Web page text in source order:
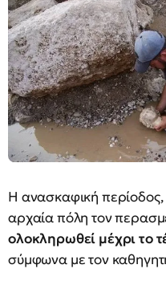
Η ανασκαφική περίοδος,
αρχαία πόλη τον
ολοκληρωθεί μέχρι το
σύμφωνα με τον